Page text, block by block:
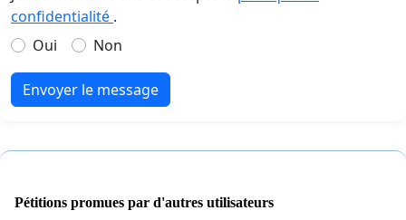
confidentialité .
Oui
Non
Envoyer le message
Pétitions promues par d'autres utilisateurs